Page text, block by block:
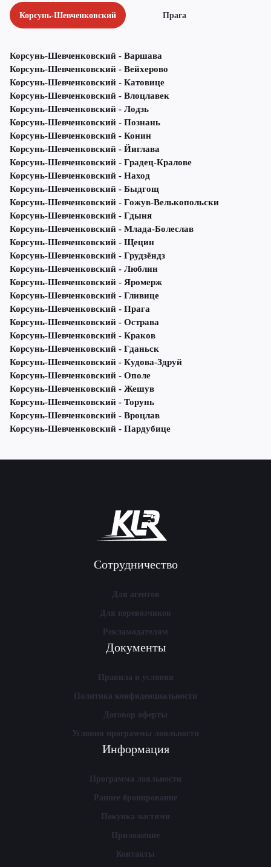
Корсунь-Шевченковский Прага
Корсунь-Шевченковский - Варшава
Корсунь-Шевченковский - Вейхерово
Корсунь-Шевченковский - Катовице
Корсунь-Шевченковский - Влоцлавек
Корсунь-Шевченковский - Лодзь
Корсунь-Шевченковский - Познань
Корсунь-Шевченковский - Конин
Корсунь-Шевченковский - Йиглава
Корсунь-Шевченковский - Градец-Кралове
Корсунь-Шевченковский - Наход
Корсунь-Шевченковский - Быдгощ
Корсунь-Шевченковский - Гожув-Велькопольски
Корсунь-Шевченковский - Гдыня
Корсунь-Шевченковский - Млада-Болеслав
Корсунь-Шевченковский - Щецин
Корсунь-Шевченковский - Грудзёндз
Корсунь-Шевченковский - Люблин
Корсунь-Шевченковский - Яромерж
Корсунь-Шевченковский - Гливице
Корсунь-Шевченковский - Прага
Корсунь-Шевченковский - Острава
Корсунь-Шевченковский - Краков
Корсунь-Шевченковский - Гданьск
Корсунь-Шевченковский - Кудова-Здруй
Корсунь-Шевченковский - Ополе
Корсунь-Шевченковский - Жешув
Корсунь-Шевченковский - Торунь
Корсунь-Шевченковский - Вроцлав
Корсунь-Шевченковский - Пардубице
Сотрудничество
Для агентов
Для перевозчиков
Рекламодателям
Документы
Правила и условия
Политика конфиденциальности
Договор оферты
Условия программы лояльности
Информация
Программа лояльности
Раннее бронирование
Покупка частями
Приложение
Контакты